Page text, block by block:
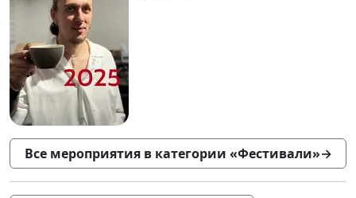
Все мероприятия в категории «Фестивали»→